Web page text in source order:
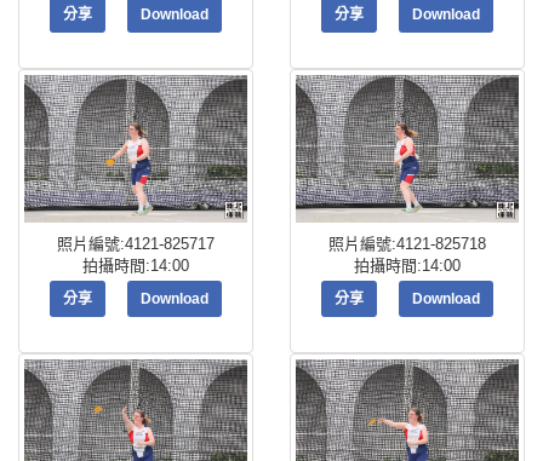
分享 Download 分享 Download
照片編號:4121-825717
拍攝時間:14:00
分享 Download
照片編號:4121-825718
拍攝時間:14:00
分享 Download